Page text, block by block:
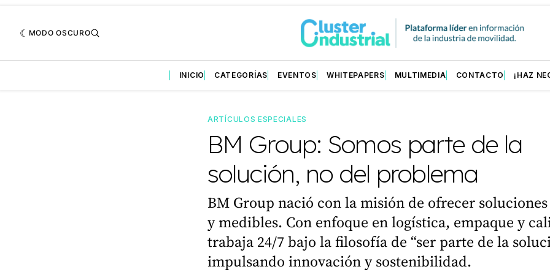
MODO OSCURO
INICIO CATEGORÍAS EVENTOS WHITEPAPERS MULTIMEDIA CONTACTO ¡HAZ
ARTÍCULOS ESPECIALES
BM Group: Somos parte de la
solución, no del problema
BM Group nació con la misión de ofrecer
y medibles. Con enfoque en logística, empaque y
trabaja 24/7 bajo la filosofía de “ser parte de la
impulsando innovación y sostenibilidad.